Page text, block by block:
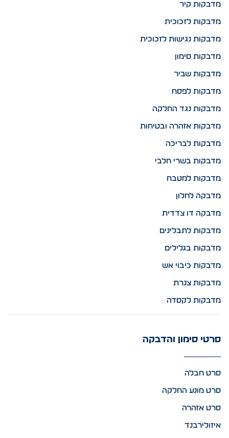
מדבקות קיר
מדבקות לזכוכית
מדבקות נגישות לזכוכית
מדבקות סימון
מדבקות שביר
מדבקות לפסח
מדבקות נגד החלקה
מדבקות אזהרה ובטיחות
מדבקות לבריכה
מדבקות בשרי חלבי
מדבקות למטבח
מדבקה לחלון
מדבקה דו צדדית
מדבקות לתבלינים
מדבקות בגלילים
מדבקות כיבוי אש
מדבקות צנרת
מדבקות לקסדה
סרטי סימון והדבקה
סרט חבלה
סרט מונע החלקה
סרט אזהרה
איזולירבנד